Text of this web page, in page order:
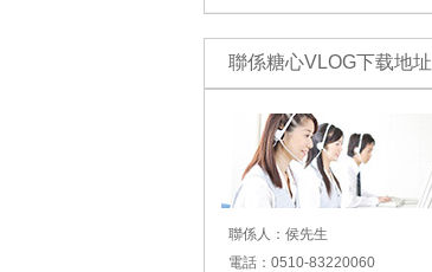
聯係糖心VLOG下载地址
聯係人：侯先生
電話：0510-83220060